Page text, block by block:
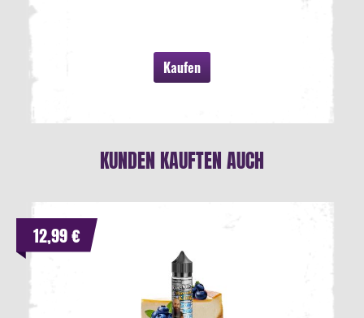
Kaufen
KUNDEN KAUFTEN AUCH
12,99 €